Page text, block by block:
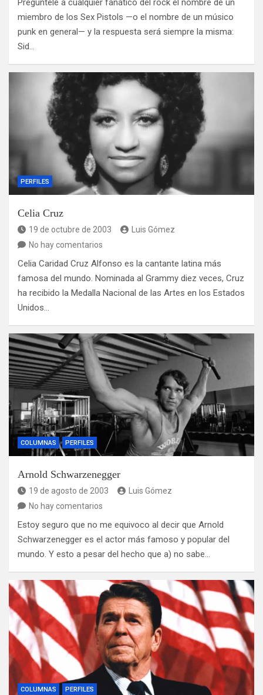
Pregúntele a cualquier fanático del rock el nombre de un
miembro de los Sex Pistols —o el nombre de un músico
punk en general— y la respuesta será siempre la misma:
Sid…
PERFILES
Celia Cruz
19 de octubre de 2003
Luis Gómez
No hay comentarios
Celia Caridad Cruz Alfonso es la cantante latina más
famosa del mundo. Nominada al Grammy diez veces, Cruz
ha recibido la Medalla Nacional de las Artes en los Estados
Unidos…
COLUMNAS PERFILES
Arnold Schwarzenegger
19 de agosto de 2003
Luis Gómez
No hay comentarios
Estoy seguro que no me equivoco al decir que Arnold
Schwarzenegger es el actor más famoso y popular del
mundo. Y esto a pesar del hecho que a) no sabe…
COLUMNAS PERFILES